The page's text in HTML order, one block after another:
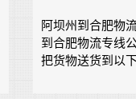
阿坝州到合肥物
到合肥物流专线
把货物送货到以